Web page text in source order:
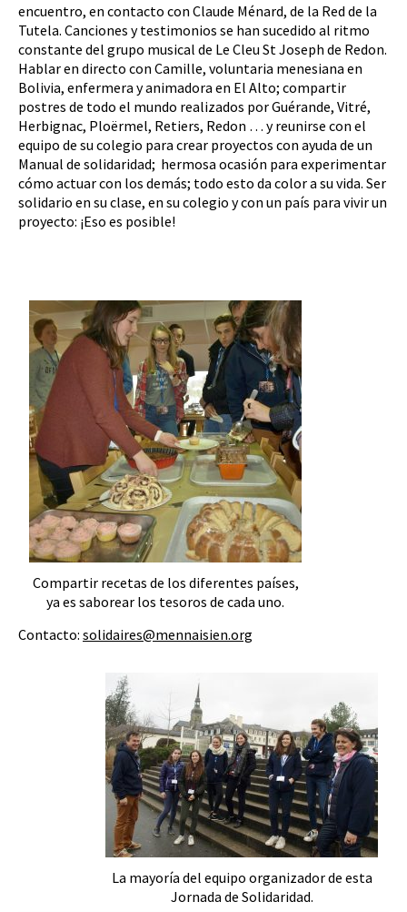
encuentro, en contacto con Claude Ménard, de la Red de la
Tutela. Canciones y testimonios se han sucedido al ritmo
constante del grupo musical de Le Cleu St Joseph de Redon.
Hablar en directo con Camille, voluntaria menesiana en
Bolivia, enfermera y animadora en El Alto; compartir
postres de todo el mundo realizados por Guérande, Vitré,
Herbignac, Ploërmel, Retiers, Redon … y reunirse con el
equipo de su colegio para crear proyectos con ayuda de un
Manual de solidaridad; hermosa ocasión para experimentar
cómo actuar con los demás; todo esto da color a su vida. Ser
solidario en su clase, en su colegio y con un país para vivir un
proyecto: ¡Eso es posible!
Compartir recetas de los diferentes países,
ya es saborear los tesoros de cada uno.
Contacto: solidaires@mennaisien.org
La mayoría del equipo organizador de esta
Jornada de Solidaridad.